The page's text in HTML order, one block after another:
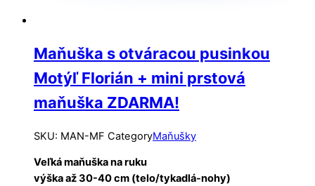
Maňuška s otváracou pusinkou
Motýľ Florián + mini prstová
maňuška ZDARMA!
SKU: MAN-MF CategoryMaňušky
Veľká maňuška na ruku
výška až 30-40 cm (telo/tykadlá-nohy)